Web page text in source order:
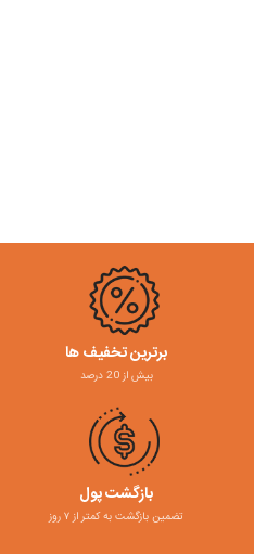
برترین تخفیف ها
بیش از 20 درصد
بازگشت پول
تضمین بازگشت به کمتر از ۷ روز